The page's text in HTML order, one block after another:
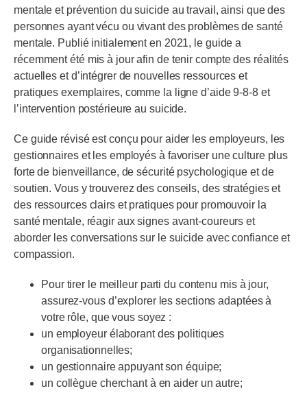
mentale et prévention du suicide au travail, ainsi que des
personnes ayant vécu ou vivant des problèmes de santé
mentale. Publié initialement en 2021, le guide a
récemment été mis à jour afin de tenir compte des réalités
actuelles et d’intégrer de nouvelles ressources et
pratiques exemplaires, comme la ligne d’aide 9-8-8 et
l’intervention postérieure au suicide.
Ce guide révisé est conçu pour aider les employeurs, les
gestionnaires et les employés à favoriser une culture plus
forte de bienveillance, de sécurité psychologique et de
soutien. Vous y trouverez des conseils, des stratégies et
des ressources clairs et pratiques pour promouvoir la
santé mentale, réagir aux signes avant-coureurs et
aborder les conversations sur le suicide avec confiance et
compassion.
Pour tirer le meilleur parti du contenu mis à jour,
assurez-vous d’explorer les sections adaptées à
votre rôle, que vous soyez :
un employeur élaborant des politiques
organisationnelles;
un gestionnaire appuyant son équipe;
un collègue cherchant à en aider un autre;